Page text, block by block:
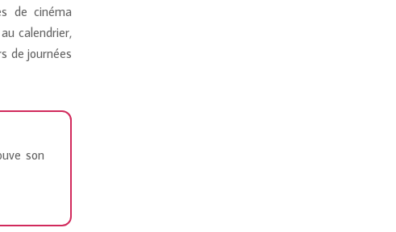
de cinéma
calendrier,
de journées
son